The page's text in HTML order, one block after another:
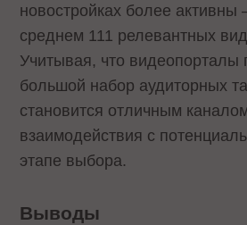
новостройках более активны
среднем 111 релевантных
Учитывая, что видеопорталы
большой набор аудиторных
становится отличным
взаимодействия с
этапе выбора.
Выводы